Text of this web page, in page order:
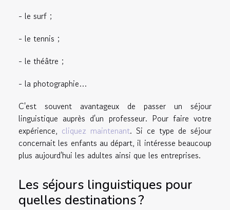
- le surf ;
- le tennis ;
- le théâtre ;
- la photographie…
C'est souvent avantageux de passer un séjour
linguistique auprès d'un professeur. Pour faire votre
expérience, cliquez maintenant. Si ce type de séjour
concernait les enfants au départ, il intéresse beaucoup
plus aujourd'hui les adultes ainsi que les entreprises.
Les séjours linguistiques pour
quelles destinations ?